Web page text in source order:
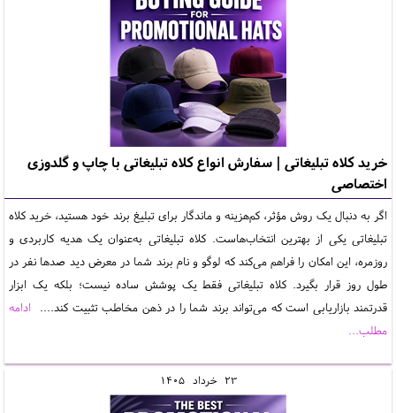
خرید کلاه تبلیغاتی | سفارش انواع کلاه تبلیغاتی با چاپ و گلدوزی
اختصاصی
اگر به دنبال یک روش مؤثر، کم‌هزینه و ماندگار برای تبلیغ برند خود هستید، خرید کلاه
تبلیغاتی یکی از بهترین انتخاب‌هاست. کلاه تبلیغاتی به‌عنوان یک هدیه کاربردی و
روزمره، این امکان را فراهم می‌کند که لوگو و نام برند شما در معرض دید صدها نفر در
طول روز قرار بگیرد. کلاه تبلیغاتی فقط یک پوشش ساده نیست؛ بلکه یک ابزار
قدرتمند بازاریابی است که می‌تواند برند شما را در ذهن مخاطب تثبیت کند.... ادامه
مطلب...
23 خرداد 1405